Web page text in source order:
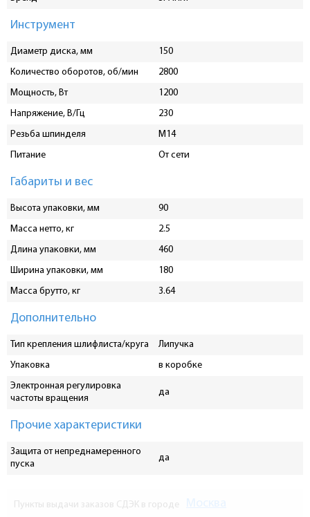
Инструмент
Диаметр диска, мм
150
Количество оборотов, об/мин
2800
Мощность, Вт
1200
Напряжение, В/Гц
230
Резьба шпинделя
M14
Питание
От сети
Габариты и вес
Высота упаковки, мм
90
Масса нетто, кг
2.5
Длина упаковки, мм
460
Ширина упаковки, мм
180
Масса брутто, кг
3.64
Дополнительно
Тип крепления шлифлиста/круга
Липучка
Упаковка
в коробке
Электронная регулировка
частоты вращения
да
Прочие характеристики
Защита от непреднамеренного
пуска
да
Пункты выдачи заказов СДЭК в городе